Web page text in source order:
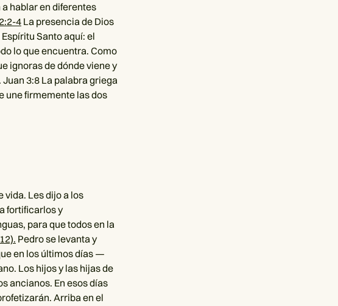
hablar en diferentes
4La presencia de Dios
Santo aquí: el
lo que encuentra. Como
ignoras de dónde viene y
3:8 La palabra griega
une firmemente las dos
vida. Les dijo a los
fortificarlos y
para que todos en la
Pedro se levanta y
en los últimos días —
Los hijos y las hijas de
ancianos. En esos días
Arriba en el